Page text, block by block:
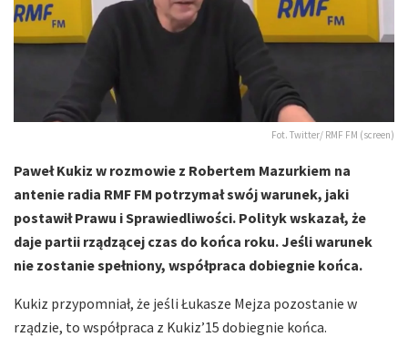
Fot. Twitter/ RMF FM (screen)
Paweł Kukiz w rozmowie z Robertem Mazurkiem na
antenie radia RMF FM potrzymał swój warunek, jaki
postawił Prawu i Sprawiedliwości. Polityk wskazał, że
daje partii rządzącej czas do końca roku. Jeśli warunek
nie zostanie spełniony, współpraca dobiegnie końca.
Kukiz przypomniał, że jeśli Łukasze Mejza pozostanie w
rządzie, to współpraca z Kukiz’15 dobiegnie końca.